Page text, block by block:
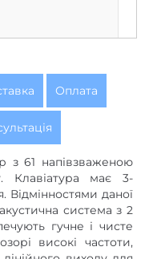
– 100,дилей – 20
– 32,
– 16
,50
Оплата
з 61 напівзваженою
Клавіатура має 3-
Відмінностями даної
система з 2
гучне і чисте
високі частоти,